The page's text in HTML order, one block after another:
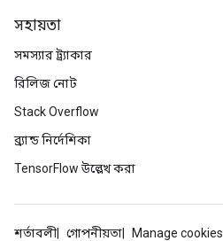
সহায়তা
সমস্যার ট্র্যাকার
রিলিজ নোট
Stack Overflow
ব্র্যান্ড নির্দেশিকা
TensorFlow উল্লেখ করা
শর্তাবলী গোপনীয়তা
Manage cookies